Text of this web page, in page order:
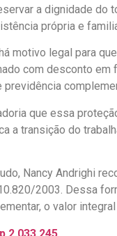
a dignidade do
própria e
motivo legal para
com desconto em
que essa
a transição do
Nancy Andrighi
2003. Dessa
o valor
2.033.245